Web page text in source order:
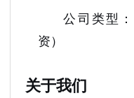
公司类型
资）
关于我们